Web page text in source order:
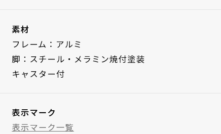
素材
フレーム：アルミ
脚：スチール・メラミン焼付塗装
キャスター付
表示マーク
表示マーク一覧